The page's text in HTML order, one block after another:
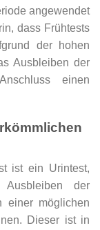
angewendet
dass Frühtests
der hohen
Ausbleiben der
einen
ist ein Urintest,
der
einer möglichen
Dieser ist in